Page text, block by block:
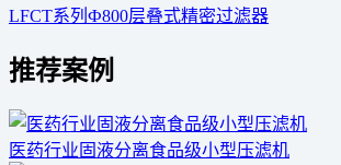
LFCT系列Ф800层叠式精密过滤器
推荐案例
医药行业固液分离食品级小型压滤机